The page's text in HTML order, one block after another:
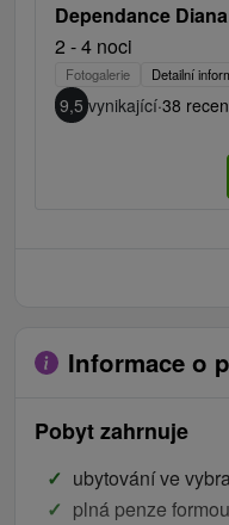
Dependance Diana
2 - 4 noci
Fotogalerie Detailní
9,5 vynikající·38
Informace o
Pobyt zahrnuje
ubytování ve
plná penze